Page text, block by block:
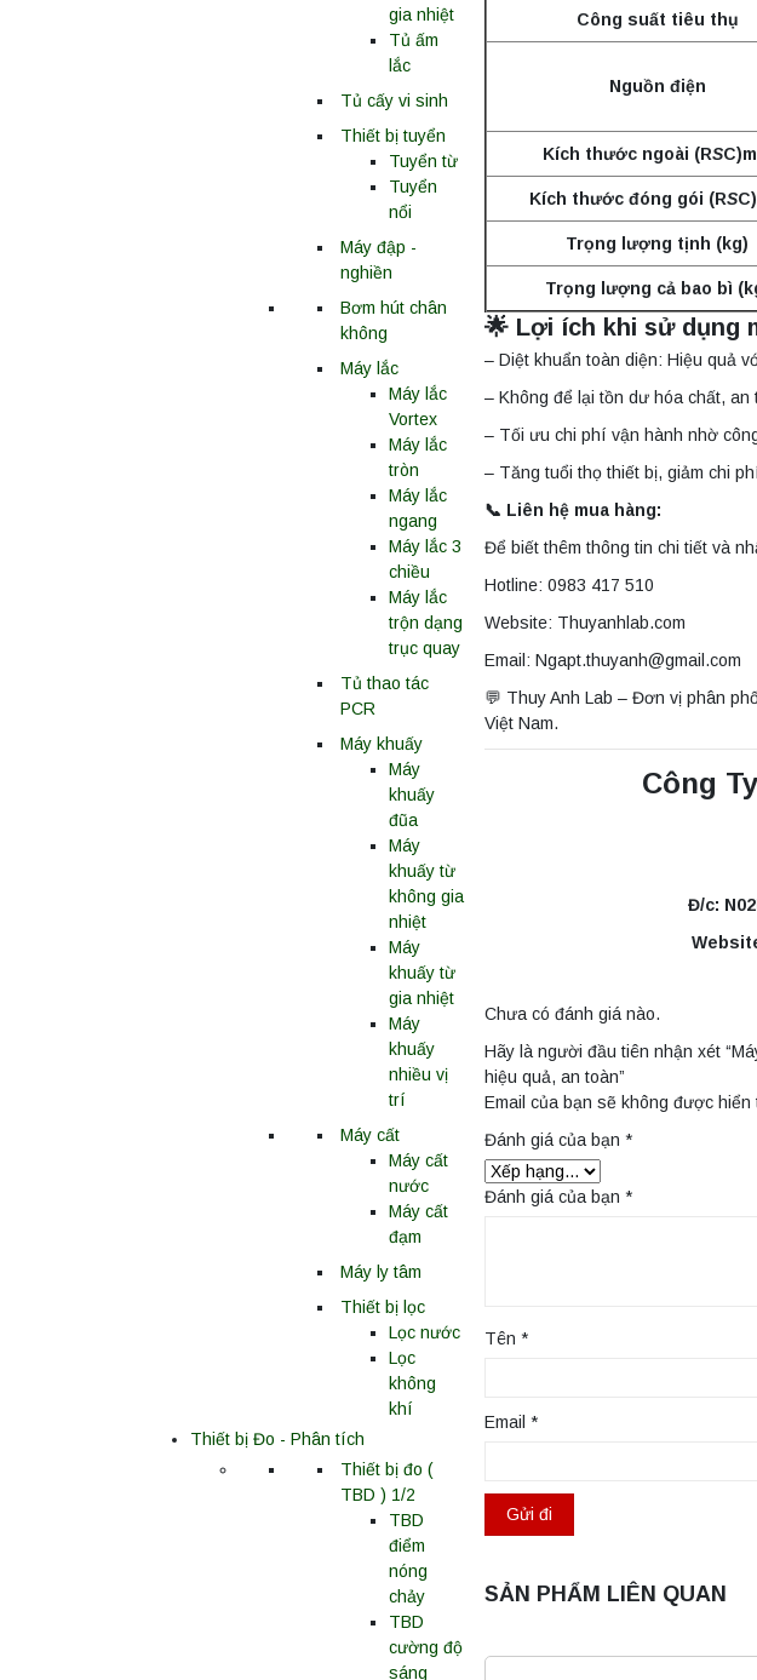
gia nhiệt
Tủ ấm
lắc
Tủ cấy vi sinh
Thiết bị tuyển
Tuyển từ
Tuyển
nổi
Máy đập -
nghiền
Bơm hút chân
không
Máy lắc
Máy lắc
Vortex
Máy lắc
tròn
Máy lắc
ngang
Máy lắc 3
chiều
Máy lắc
trộn dạng
trục quay
Tủ thao tác
PCR
Máy khuấy
Máy
khuấy
đũa
Máy
khuấy từ
không gia
nhiệt
Máy
khuấy từ
gia nhiệt
Máy
khuấy
nhiều vị
trí
Máy cất
Máy cất
nước
Máy cất
đạm
Máy ly tâm
Thiết bị lọc
Lọc nước
Lọc
không
khí
Thiết bị Đo - Phân tích
Thiết bị đo (
TBD ) 1/2
TBD
điểm
nóng
chảy
TBD
cường độ
sáng
Công suất tiêu thụ
Nguồn điện
Kích thước ngoài (RS
Kích thước đóng gói (RS
Trọng lượng tịnh (kg)
Trọng lượng cả bao bì
🌟 Lợi ích khi sử dụng
– Diệt khuẩn toàn diện: Hiệu quả
– Không để lại tồn dư hóa chất,
– Tối ưu chi phí vận hành nhờ
– Tăng tuổi thọ thiết bị, giảm chi
📞 Liên hệ mua hàng:
Để biết thêm thông tin chi tiết và
Hotline: 0983 417 510
Website: Thuyanhlab.com
Email: Ngapt.thuyanh@gmail.com
💬 Thuy Anh Lab – Đơn vị phân
Việt Nam.
Công
Đ/c:
Chưa có đánh giá nào.
Hãy là người đầu tiên nhận xét
hiệu quả, an toàn”
Email của bạn sẽ không được hiển
Đánh giá của bạn*
Đánh giá của bạn*
Tên*
Email*
SẢN PHẨM LIÊN QUAN